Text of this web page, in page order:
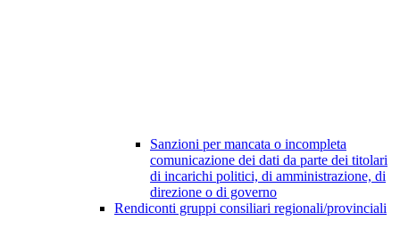
Sanzioni per mancata o incompleta
comunicazione dei dati da parte dei titolari
di incarichi politici, di amministrazione, di
direzione o di governo
Rendiconti gruppi consiliari regionali/provinciali